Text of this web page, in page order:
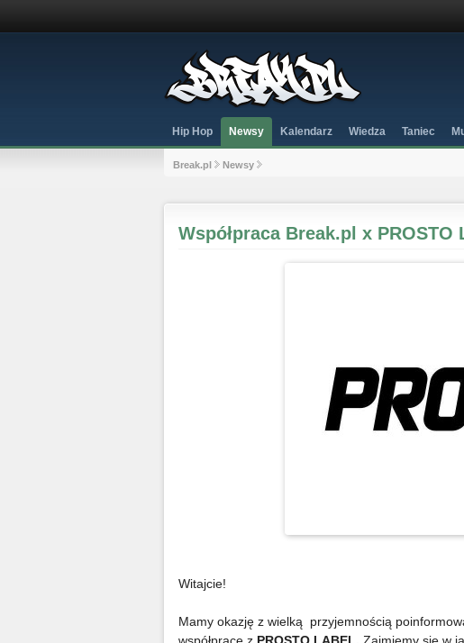
Hip Hop Newsy Kalendarz Wiedza Taniec
Break.pl Newsy
Współpraca Break.pl x PROSTO
Witajcie!
Mamy okazję z wielką przyjemnością